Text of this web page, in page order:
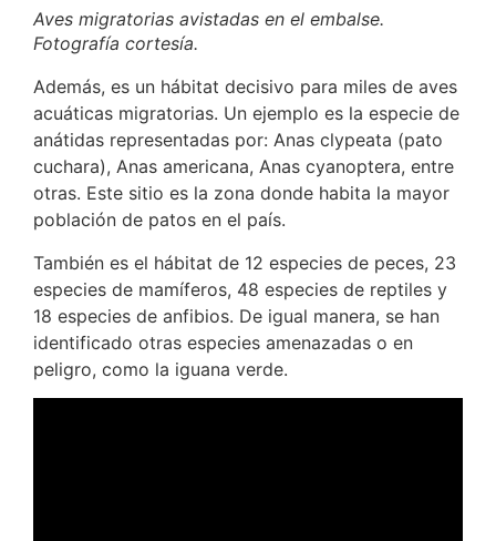
Aves migratorias avistadas en el embalse.
Fotografía cortesía.
Además, es un hábitat decisivo para miles de aves
acuáticas migratorias. Un ejemplo es la especie de
anátidas representadas por: Anas clypeata (pato
cuchara), Anas americana, Anas cyanoptera, entre
otras. Este sitio es la zona donde habita la mayor
población de patos en el país.
También es el hábitat de 12 especies de peces, 23
especies de mamíferos, 48 especies de reptiles y
18 especies de anfibios. De igual manera, se han
identificado otras especies amenazadas o en
peligro, como la iguana verde.